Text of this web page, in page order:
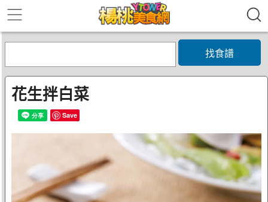
找食譜
花生拌白菜
Save